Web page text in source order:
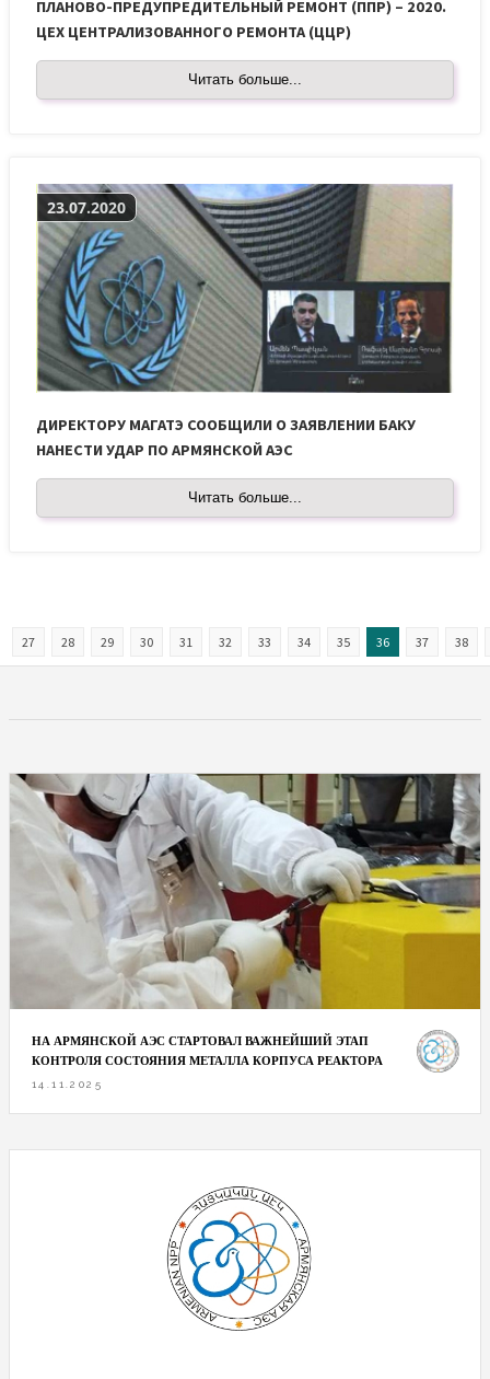
ПЛАНОВО-ПРЕДУПРЕДИТЕЛЬНЫЙ РЕМОНТ (ППР) – 2020.
ЦЕХ ЦЕНТРАЛИЗОВАННОГО РЕМОНТА (ЦЦР)
Читать больше...
23.07.2020
ДИРЕКТОРУ МАГАТЭ СООБЩИЛИ О ЗАЯВЛЕНИИ БАКУ
НАНЕСТИ УДАР ПО АРМЯНСКОЙ АЭС
Читать больше...
27 28 29 30 31 32 33 34 35 36 37 38
НА АРМЯНСКОЙ АЭС СТАРТОВАЛ ВАЖНЕЙШИЙ ЭТАП
КОНТРОЛЯ СОСТОЯНИЯ МЕТАЛЛА КОРПУСА РЕАКТОРА
14.11.2025